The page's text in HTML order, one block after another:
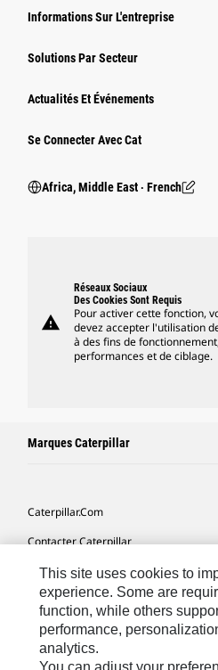
Informations Sur L'entreprise
Solutions Par Secteur
Actualités Et Événements
Se Connecter Avec Cat
Africa, Middle East ‧ French
warning
Réseaux Sociaux
Des Cookies Sont Requis
Pour activer cette fonction,
devez accepter l'utilisation
à des fins de
performances et de ciblage.
Marques Caterpillar
Caterpillar.com
Contacter Caterpillar
Mes Préférences Marketing
Plan Du Site
Cookie Settings
Mentions Légales
This site uses cookies to
experience. Some are
function, while others
performance,
analytics.
You can adjust your